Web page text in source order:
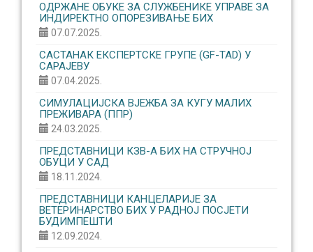
ОДРЖАНЕ ОБУКЕ ЗА СЛУЖБЕНИКЕ УПРАВЕ ЗА
ИНДИРЕКТНО ОПОРЕЗИВАЊЕ БИХ
07.07.2025.
САСТАНАК ЕКСПЕРТСКЕ ГРУПЕ (GF-TAD) У
САРАЈЕВУ
07.04.2025.
СИМУЛАЦИЈСКА ВЈЕЖБА ЗА КУГУ МАЛИХ
ПРЕЖИВАРА (ППР)
24.03.2025.
ПРЕДСТАВНИЦИ КЗВ-А БИХ НА СТРУЧНОЈ
ОБУЦИ У САД
18.11.2024.
ПРЕДСТАВНИЦИ КАНЦЕЛАРИЈЕ ЗА
ВЕТЕРИНАРСТВО БИХ У РАДНОЈ ПОСЈЕТИ
БУДИМПЕШТИ
12.09.2024.